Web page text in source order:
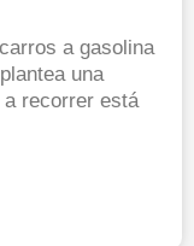
a gasolina
una
recorrer está